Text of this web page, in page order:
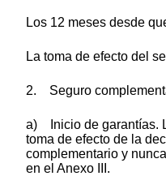
Los 12 meses desde
La toma de efecto del
2. Seguro
a) Inicio de garantías.
toma de efecto de la
complementario y
en el Anexo III.